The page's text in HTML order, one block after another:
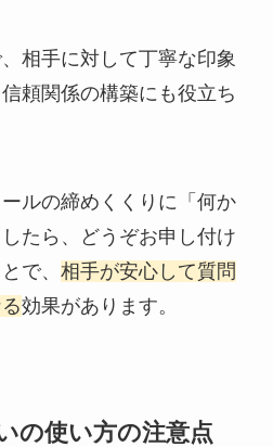
相手に対して丁寧な印象
頼関係の構築にも役立ち
ルの締めくくりに「何か
たら、どうぞお申し付け
で、 相手が安心して質問
効果があります。
の使い方の注意点